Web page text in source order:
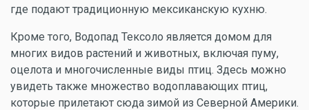
где подают традиционную мексиканскую кухню.
Кроме того, Водопад Тексоло является домом для
многих видов растений и животных, включая пуму,
оцелота и многочисленные виды птиц. Здесь можно
увидеть также множество водоплавающих птиц,
которые прилетают сюда зимой из Северной Америки.